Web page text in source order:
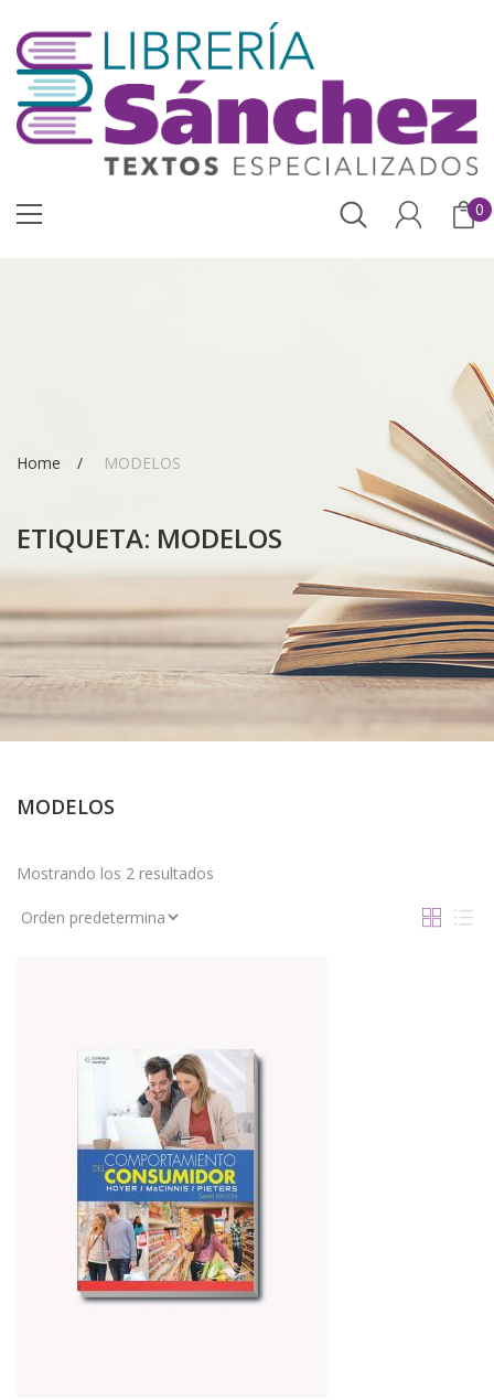
0
Home MODELOS
ETIQUETA: MODELOS
MODELOS
Mostrando los 2 resultados